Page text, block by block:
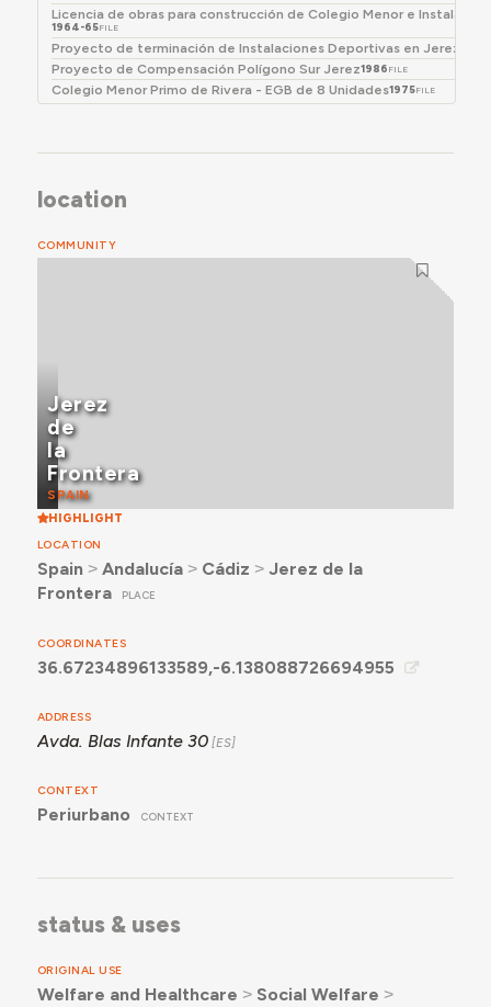
hormigón basada en un módulo de 2,90 metros entre
ejes. La conclusión del edificio estaba prevista para
1967.
En 1975 se consideró la construcción de un Centro EGB
de 8 unidades en la parte trasera del solar, que no llegó
Licencia de obras para construcción de Colegio Menor e
1964-65FILE
Proyecto de terminación de Instalaciones Deportivas en Jerez de
Proyecto de Compensación Polígono Sur Jerez1986 FILE
Colegio Menor Primo de Rivera - EGB de 8 Unidades1975FILE
location
COMMUNITY
Jerez
de
la
Frontera
SPAIN
HIGHLIGHT
LOCATION
Spain ˃ Andalucía˃ Cádiz ˃ Jerez de la
Frontera
PLACE
COORDINATES
36.67234896133589,-6.138088726694955
ADDRESS
Avda. Blas Infante 30
CONTEXT
Periurbano CONTEXT
status & uses
ORIGINAL USE
Welfare and Healthcare ˃ Social Welfare ˃